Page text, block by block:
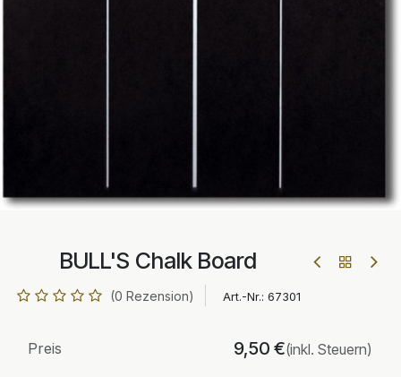
BULL'S Chalk Board
(0 Rezension) Art.-Nr.: 67301
Preis 9,50 €(inkl. Steuern)